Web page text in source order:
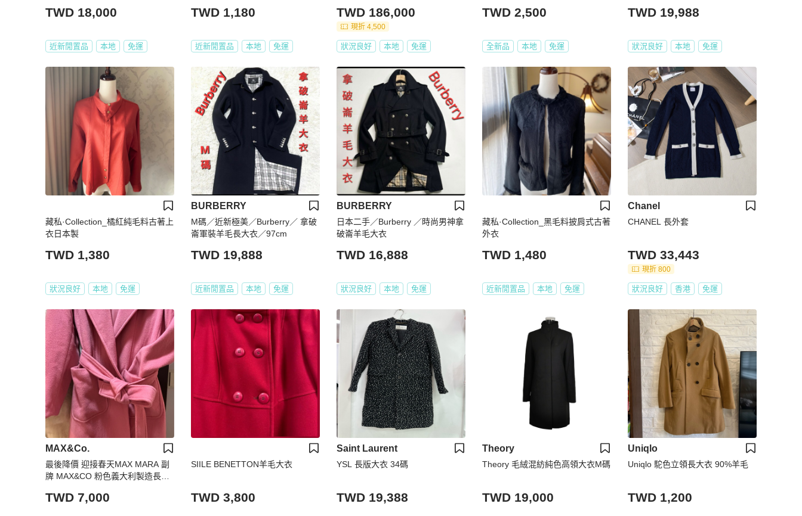
TWD 18,000
近新閒置品 本地 免運
TWD 1,180
近新閒置品 本地 免運
TWD 186,000
現折 4,500
狀況良好 本地 免運
TWD 2,500
全新品 本地 免運
TWD 19,988
狀況良好 本地 免運
藏私·Collection_橘紅純毛料古著上
衣日本製
TWD 1,380
狀況良好 本地 免運
BURBERRY
M碼／近新極美／Burberry／ 拿破
崙軍裝羊毛長大衣／97cm
TWD 19,888
近新閒置品 本地 免運
BURBERRY
日本二手／Burberry ／時尚男神拿
破崙羊毛大衣
TWD 16,888
狀況良好 本地 免運
藏私·Collection_黑毛料披肩式古著
外衣
TWD 1,480
近新閒置品 本地 免運
Chanel
CHANEL 長外套
TWD 33,443
現折 800
狀況良好 香港 免運
MAX&Co.
最後降價 迎接春天MAX MARA 副
牌 MAX&CO 粉色義大利製造長版
TWD 7,000
SIILE BENETTON羊毛大衣
TWD 3,800
Saint Laurent
YSL 長版大衣 34碼
TWD 19,388
Theory
Theory 毛絨混紡純色高領大衣M碼
TWD 19,000
Uniqlo
Uniqlo 駝色立領長大衣 90%羊毛
TWD 1,200